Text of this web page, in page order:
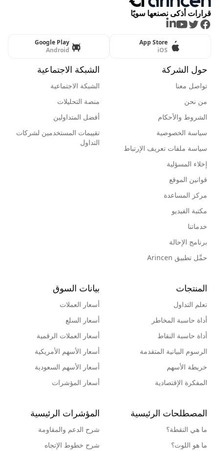
قرارات أذكى نصنعها سويًا
Facebook
Twitter
Youtube
LinkedIn
App Store
iOS
Google Play
Android
حول الشركة
تواصل معنا
من نحن
الشروط والأحكام
سياسة الخصوصية
سياسة ملفات تعريف الإرتباط
إخلاء المسؤلية
قوانين الموقع
مركز المساعدة
مكتبة الفيديو
خدماتنا
برنامج الإحالة
حمِّل تطبيق Arincen
الشبكة الاجتماعية
الشبكة الاجتماعية
منصة التحليلات
أفضل المتداولين
تقييمات المستخدمين لشركات
التداول
المنتجات
تعلم التداول
أداة حاسبة المخاطر
أداة حاسبة النقاط
الرسوم البيانية المتقدمة
خريطة الأسهم
المفكرة الإقتصادية
بيانات السوق
أسعار العملات
أسعار السلع
أسعار العملات الرقمية
أسعار الأسهم الأمريكية
أسعار الأسهم السعودية
أسعار المؤشرات
المصطلحات الرئيسية
ما هي النقطة؟
ما هو اللوت؟
المؤشرات الرئيسية
شرح الدعم والمقاومة
شرح خطوط الإتجاه